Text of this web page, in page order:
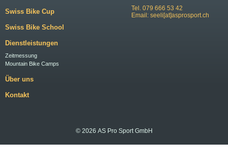
Tel. 079 666 53 42
Email: seeli[at]asprosport.ch
Swiss Bike Cup
Swiss Bike School
Dienstleistungen
Zeitmessung
Mountain Bike Camps
Über uns
Kontakt
© 2026 AS Pro Sport GmbH